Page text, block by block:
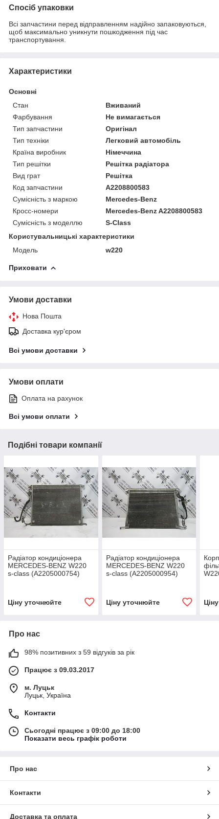
Спосіб упаковки
Всі запчастини перед відправленням надійно запаковуються,
щоб максимально уникнути пошкодження під час
транспортування.
Характеристики
Основні
Стан
Вживаний
Фарбування
Не вимагається
Тип запчастини
Оригінал
Тип техніки
Легковий автомобіль
Країна виробник
Німеччина
Тип решітки
Решітка радіатора
Вид грат
Решітка
Код запчастини
A2208800583
Сумісність з маркою
Mercedes-Benz
Кросс-номери
Mercedes-Benz A2208800583
Сумісність з моделлю
S-Class
Користувальницькі характеристики
Модель
w220
Приховати
Умови доставки
Нова Пошта
Доставка кур'єром
Всі умови доставки
Умови оплати
Оплата на рахунок
Всі умови оплати
Подібні товари компанії
Радіатор кондиціонера
MERCEDES-BENZ W220
s-class (A2205000754)
Ціну уточнюйте
Радіатор кондиціонера
MERCEDES-BENZ W220
s-class (A2205000954)
Ціну уточнюйте
Про нас
98% позитивних з 59 відгуків за рік
Працює з 09.03.2017
м. Луцьк
Луцьк, Україна
Контакти
Сьогодні працює з 09:00 до 18:00
Показати весь графік роботи
Про нас
Контакти
Доставка та оплата